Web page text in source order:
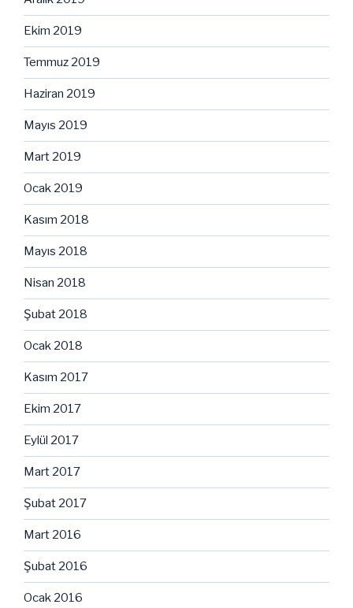
Ekim 2019
Temmuz 2019
Haziran 2019
Mayıs 2019
Mart 2019
Ocak 2019
Kasım 2018
Mayıs 2018
Nisan 2018
Şubat 2018
Ocak 2018
Kasım 2017
Ekim 2017
Eylül 2017
Mart 2017
Şubat 2017
Mart 2016
Şubat 2016
Ocak 2016